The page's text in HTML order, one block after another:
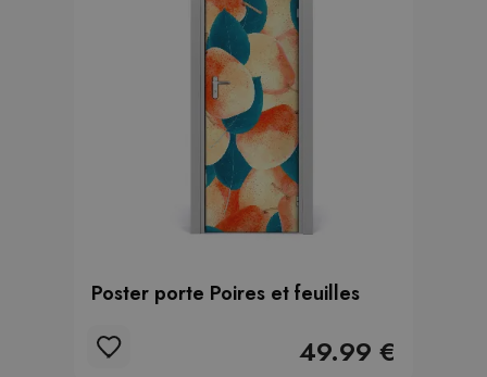
Poster porte Poires et feuilles
49.99 €